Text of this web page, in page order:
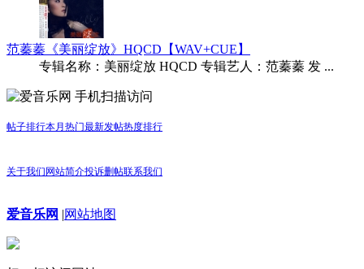
范蓁蓁《美丽绽放》HQCD【WAV+CUE】
专辑名称：美丽绽放 HQCD 专辑艺人：范蓁蓁 发 ...
手机扫描访问
帖子排行本月热门最新发帖热度排行
关于我们 网站简介投诉删帖联系我们
爱音乐网 |网站地图